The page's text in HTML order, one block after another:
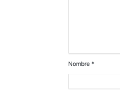
Nombre *